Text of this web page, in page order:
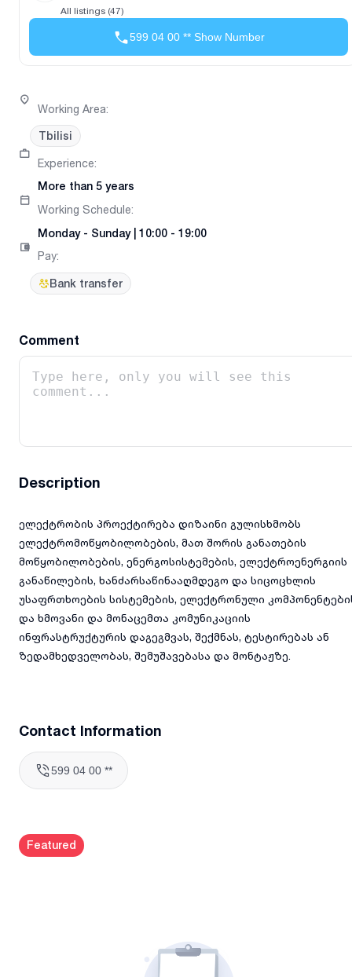
All listings (47)
599 04 00 ** Show Number
Working Area:
Tbilisi
Experience:
More than 5 years
Working Schedule:
Monday- Sunday| 10:00 - 19:00
Pay:
Bank transfer
Comment
Description
ელექტრობის პროექტირება დიზაინი გულისხმობს
ელექტრომოწყობილობების, მათ შორის განათების
მოწყობილობების, ენერგოსისტემების, ელექტროენერგიის
განაწილების, ხანძარსაწინააღმდეგო და სიცოცხლის
უსაფრთხოების სისტემების, ელექტრონული
და ხმოვანი და მონაცემთა კომუნიკაციის
ინფრასტრუქტურის დაგეგმვას, შექმნას, ტესტირებას ან
ზედამხედველობას, შემუშავებასა და მონტაჟზე.
Contact Information
599 04 00 **
Featured